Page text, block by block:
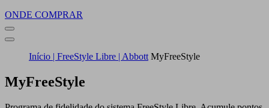
ONDE COMPRAR
Início | FreeStyle Libre | Abbott MyFreeStyle
MyFreeStyle